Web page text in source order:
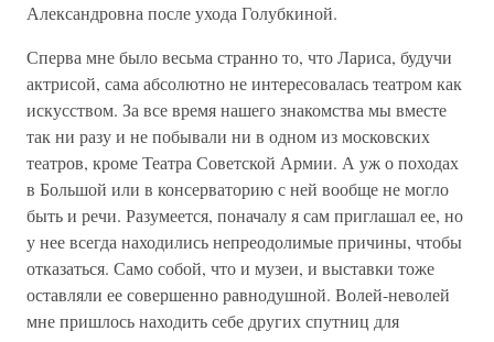
Александровна после ухода Голубкиной.
Сперва мне было весьма странно то, что Лариса, будучи
актрисой, сама абсолютно не интересовалась театром как
искусством. За все время нашего знакомства мы вместе
так ни разу и не побывали ни в одном из московских
театров, кроме Театра Советской Армии. А уж о походах
в Большой или в консерваторию с ней вообще не могло
быть и речи. Разумеется, поначалу я сам приглашал ее, но
у нее всегда находились непреодолимые причины, чтобы
отказаться. Само собой, что и музеи, и выставки тоже
оставляли ее совершенно равнодушной. Волей-неволей
мне пришлось находить себе других спутниц для